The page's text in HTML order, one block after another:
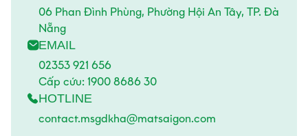
06 Phan Đình Phùng, Phường Hội An Tây, TP. Đà
Nẵng
EMAIL
02353 921 656
Cấp cứu: 1900 8686 30
HOTLINE
contact.msgdkha@matsaigon.com